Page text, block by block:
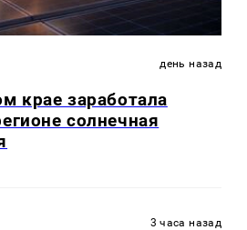
день назад
крае заработала
солнечная
3 часа назад